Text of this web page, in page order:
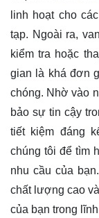
linh hoạt cho
tạp. Ngoài ra,
kiểm tra hoặc
gian là khá đơn
chóng. Nhờ vào
bảo sự tin cậy
tiết kiệm đáng
chúng tôi để tìm
nhu cầu của
chất lượng cao
của bạn trong